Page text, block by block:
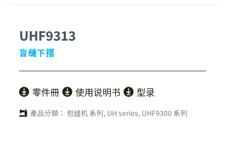
UHF9313
盲缝下摆
零件冊 使用说明书 型录
產品分類： 包缝机 系列, UH series, UHF9300 系列